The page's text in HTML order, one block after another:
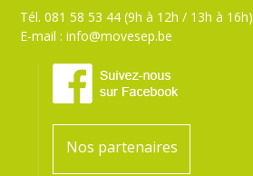
Tél. 081 58 53 44 (9h à 12h / 13h à 16h)
E-mail :info@movesep.be
Nos partenaires